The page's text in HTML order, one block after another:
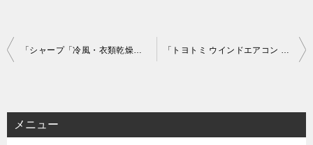
投
ビ
ゲ
「シャープ「冷風・衣類乾燥」除湿機 プラズマクラスター搭載 SHARP CM-J100-W コンパクトクール」を大阪府枚方市で買取(5月24日) 「トヨトミ ウインドエアコン TIW-A160K 低騒音モデル ノンドレン」を大阪府堺市で買取(6月4日)
メニュー